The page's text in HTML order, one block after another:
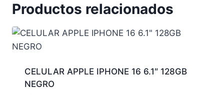
Productos relacionados
CELULAR APPLE IPHONE 16 6.1″ 128GB
NEGRO